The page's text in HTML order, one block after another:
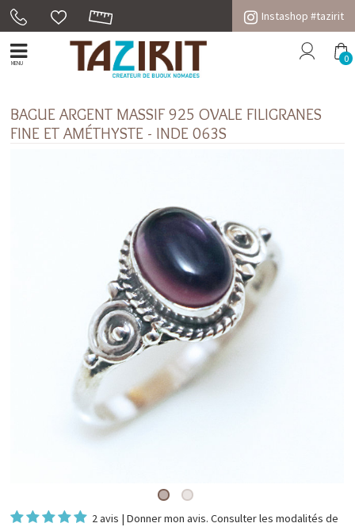
Instashop #tazirit
MENU 0
BAGUE ARGENT MASSIF 925 OVALE FILIGRANES
FINE ET AMÉTHYSTE - INDE 063S
2 avis |Donner mon avis. Consulter lesmodalités de